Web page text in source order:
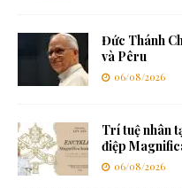
Đức Thánh
và Pêru
06/08/2026
Trí tuệ nhân
điệp
06/08/2026